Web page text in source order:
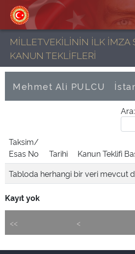
MİLLETVEKİLİNİN İLK İMZA
KANUN TEKLİFLERİ
Mehmet Ali PULCU
Ara:
Taksim/
Esas No
Tarihi
Kanun Teklifi
Tabloda herhangi bir veri mevcut
Kayıt yok
<< <